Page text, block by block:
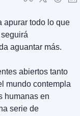
apurar todo lo que
aguantar más.
abiertos tanto
mundo contempla
humanas en
serie de